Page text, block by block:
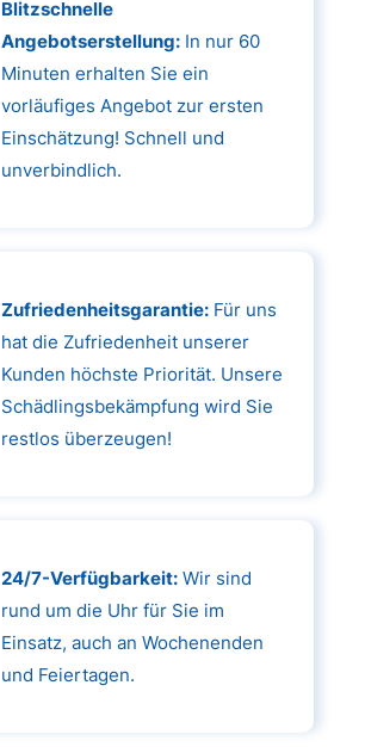
Blitzschnelle
Angebotserstellung:In nur 60
Minuten erhalten Sie ein
vorläufiges Angebot zur ersten
Einschätzung! Schnell und
unverbindlich.
Zufriedenheitsgarantie:Für uns
hat die Zufriedenheit unserer
Kunden höchste Priorität. Unsere
Schädlingsbekämpfung wird Sie
restlos überzeugen!
24/7-Verfügbarkeit:Wir sind
rund um die Uhr für Sie im
Einsatz, auch an Wochenenden
und Feiertagen.